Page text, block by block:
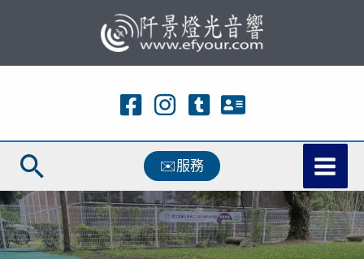
主
容
搜
尋
✉️服務